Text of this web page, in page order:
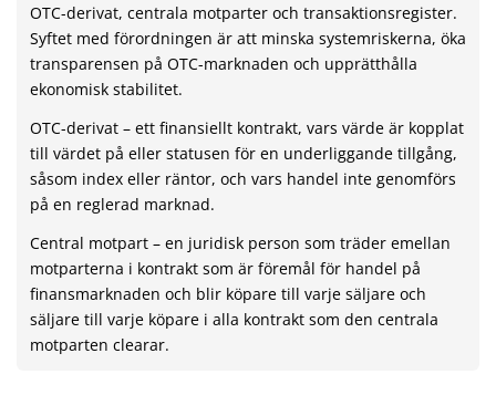
OTC-derivat, centrala motparter och transaktionsregister.
Syftet med förordningen är att minska systemriskerna, öka
transparensen på OTC-marknaden och upprätthålla
ekonomisk stabilitet.
OTC-derivat – ett finansiellt kontrakt, vars värde är kopplat
till värdet på eller statusen för en underliggande tillgång,
såsom index eller räntor, och vars handel inte genomförs
på en reglerad marknad.
Central motpart – en juridisk person som träder emellan
motparterna i kontrakt som är föremål för handel på
finans­marknaden och blir köpare till varje säljare och
säljare till varje köpare i alla kontrakt som den centrala
motparten clearar.